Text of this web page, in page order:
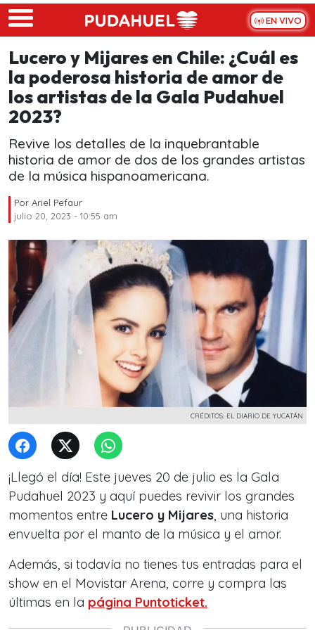
Skip to main content
EN VIVO
Lucero y Mijares en Chile: ¿Cuál es
la poderosa historia de amor de
los artistas de la Gala Pudahuel
2023?
Revive los detalles de la inquebrantable
historia de amor de dos de los grandes artistas
de la música hispanoamericana.
Por Ariel Pefaur
julio 20, 2023 - 10:55 am
CRÉDITOS: EL DIARIO DE YUCATÁN
¡Llegó el día! Este jueves 20 de julio es la Gala
Pudahuel 2023 y aquí puedes revivir los grandes
momentos entre Lucero y Mijares, una historia
envuelta por el manto de la música y el amor.
Además, si todavía no tienes tus entradas para el
show en el Movistar Arena, corre y compra las
últimas en la página Puntoticket.